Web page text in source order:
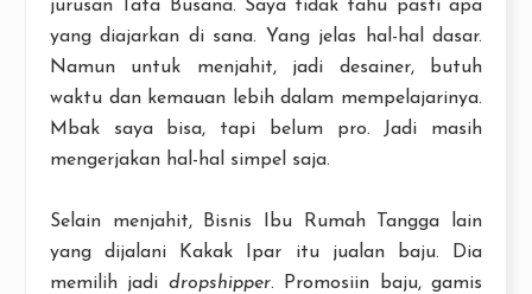
jurusan Tata Busana. Saya tidak tahu pasti apa
yang diajarkan di sana. Yang jelas hal-hal dasar.
Namun untuk menjahit, jadi desainer, butuh
waktu dan kemauan lebih dalam mempelajarinya.
Mbak saya bisa, tapi belum pro. Jadi masih
mengerjakan hal-hal simpel saja.
Selain menjahit, Bisnis Ibu Rumah Tangga lain
yang dijalani Kakak Ipar itu jualan baju. Dia
memilih jadi dropshipper. Promosiin baju, gamis